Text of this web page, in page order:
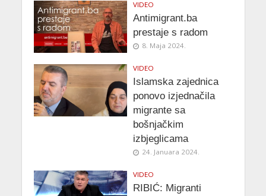
VIDEO
Antimigrant.ba
prestaje s radom
8. Maja 2024.
VIDEO
Islamska zajednica
ponovo izjednačila
migrante sa
bošnjačkim
izbjeglicama
24. Januara 2024.
VIDEO
RIBIĆ: Migranti